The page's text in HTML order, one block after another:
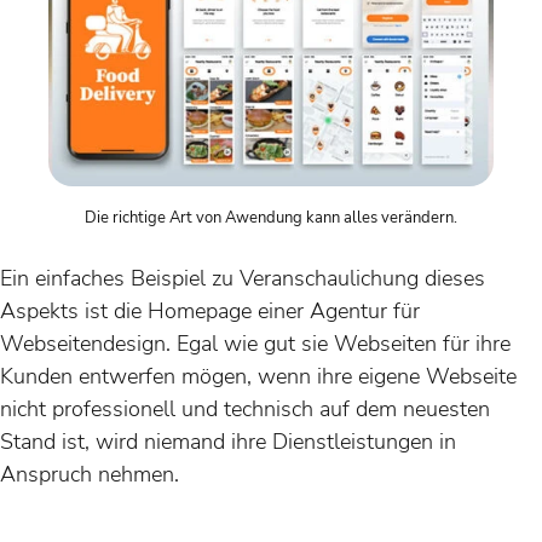
Die richtige Art von Awendung kann alles verändern.
Ein einfaches Beispiel zu Veranschaulichung dieses
Aspekts ist die Homepage einer Agentur für
Webseitendesign. Egal wie gut sie Webseiten für ihre
Kunden entwerfen mögen, wenn ihre eigene Webseite
nicht professionell und technisch auf dem neuesten
Stand ist, wird niemand ihre Dienstleistungen in
Anspruch nehmen.